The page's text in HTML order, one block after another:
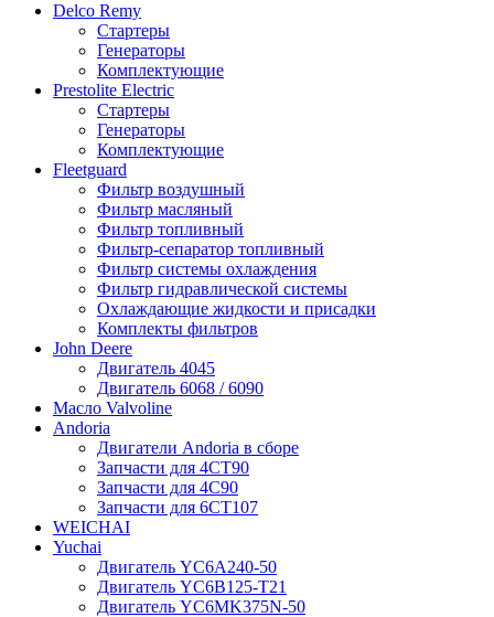
Delco Remy
Стартеры
Генераторы
Комплектующие
Prestolite Electric
Стартеры
Генераторы
Комплектующие
Fleetguard
Фильтр воздушный
Фильтр масляный
Фильтр топливный
Фильтр-сепаратор топливный
Фильтр системы охлаждения
Фильтр гидравлической системы
Охлаждающие жидкости и присадки
Комплекты фильтров
John Deere
Двигатель 4045
Двигатель 6068 / 6090
Масло Valvoline
Andoria
Двигатели Andoria в сборе
Запчасти для 4CT90
Запчасти для 4С90
Запчасти для 6CT107
WEICHAI
Yuchai
Двигатель YC6A240-50
Двигатель YC6B125-T21
Двигатель YC6MK375N-50